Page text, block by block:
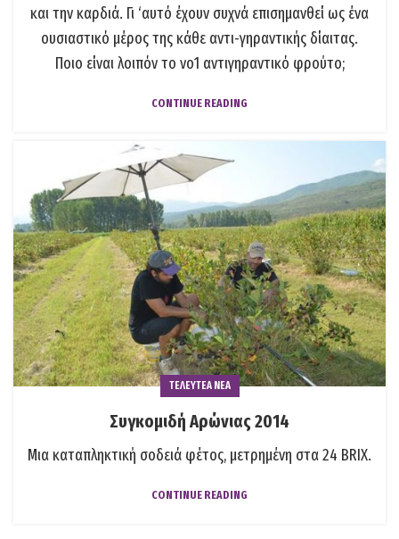
και την καρδιά. Γι ‘αυτό έχουν συχνά επισημανθεί ως ένα
ουσιαστικό μέρος της κάθε αντι-γηραντικής δίαιτας.
Ποιο είναι λοιπόν το νο1 αντιγηραντικό φρούτο;
CONTINUE READING
ΤΕΛΕΥΤΕΑ ΝΕΑ
Συγκομιδή Aρώνιας 2014
Μια καταπληκτική σοδειά φέτος, μετρημένη στα 24 BRIX.
CONTINUE READING